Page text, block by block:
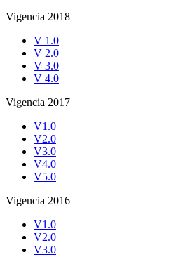
Vigencia 2018
V 1.0
V 2.0
V 3.0
V 4.0
Vigencia 2017
V1.0
V2.0
V3.0
V4.0
V5.0
Vigencia 2016
V1.0
V2.0
V3.0